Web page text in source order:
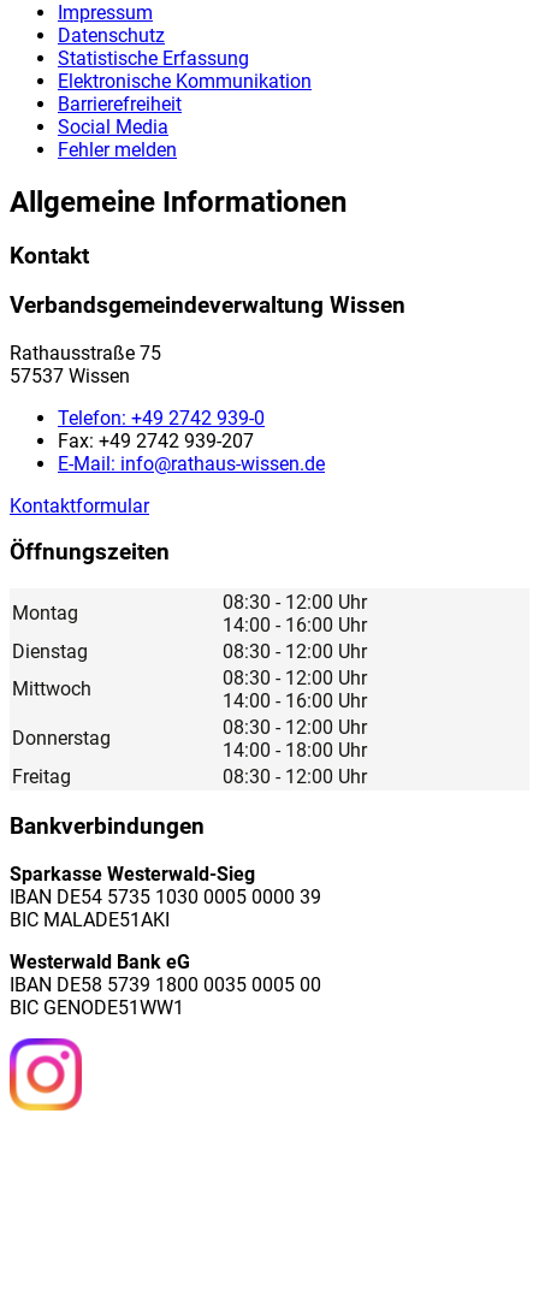
Impressum
Datenschutz
Statistische Erfassung
Elektronische Kommunikation
Barrierefreiheit
Social Media
Fehler melden
Allgemeine Informationen
Kontakt
Verbandsgemeindeverwaltung Wissen
Rathausstraße 75
57537 Wissen
Telefon: +49 2742 939-0
Fax: +49 2742 939-207
E-Mail: info@rathaus-wissen.de
Kontaktformular
Öffnungszeiten
Montag
08:30 - 12:00 Uhr
14:00 - 16:00 Uhr
Dienstag
08:30 - 12:00 Uhr
Mittwoch
08:30 - 12:00 Uhr
14:00 - 16:00 Uhr
Donnerstag
08:30 - 12:00 Uhr
14:00 - 18:00 Uhr
Freitag
08:30 - 12:00 Uhr
Bankverbindungen
Sparkasse Westerwald-Sieg
IBAN DE54 5735 1030 0005 0000 39
BIC MALADE51AKI
Westerwald Bank eG
IBAN DE58 5739 1800 0035 0005 00
BIC GENODE51WW1